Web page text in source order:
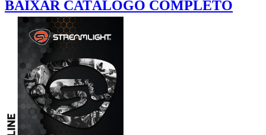
BAIXAR CATÁLOGO COMPLETO